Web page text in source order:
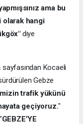
ama bu
olarak hangi
diye
Kocaeli
Gebze
trafik yükünü
geçiyoruz."
GEBZE’YE